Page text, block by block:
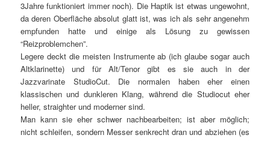
3Jahre funktioniert immer noch). Die Haptik ist etwas ungewohnt,
da deren Oberfläche absolut glatt ist, was ich als sehr angenehm
empfunden hatte und einige als Lösung zu gewissen
“Reizproblemchen”.
Legere deckt die meisten Instrumente ab (ich glaube sogar auch
Altklarinette) und für Alt/Tenor gibt es sie auch in der
Jazzvarinate StudioCut. Die normalen haben eher einen
klassischen und dunkleren Klang, während die Studiocut eher
heller, straighter und moderner sind.
Man kann sie eher schwer nachbearbeiten; ist aber möglich;
nicht schleifen, sondern Messer senkrecht dran und abziehen (es